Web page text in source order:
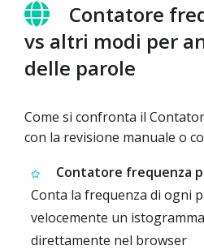
Contatore
vs altri modi per
delle parole
Come si confronta il
con la revisione manuale o
Contatore frequenza
Conta la frequenza di ogni
velocemente un
direttamente nel browser